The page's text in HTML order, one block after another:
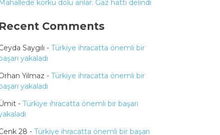
Mahallede korku dolu anlar: Gaz hattı delindi
Recent Comments
Saygılı - Türkiye ihracatta önemli bir
yakaladı
Yılmaz - Türkiye ihracatta önemli bir
yakaladı
Ümit - Türkiye ihracatta önemli bir başarı
28 - Türkiye ihracatta önemli bir başarı